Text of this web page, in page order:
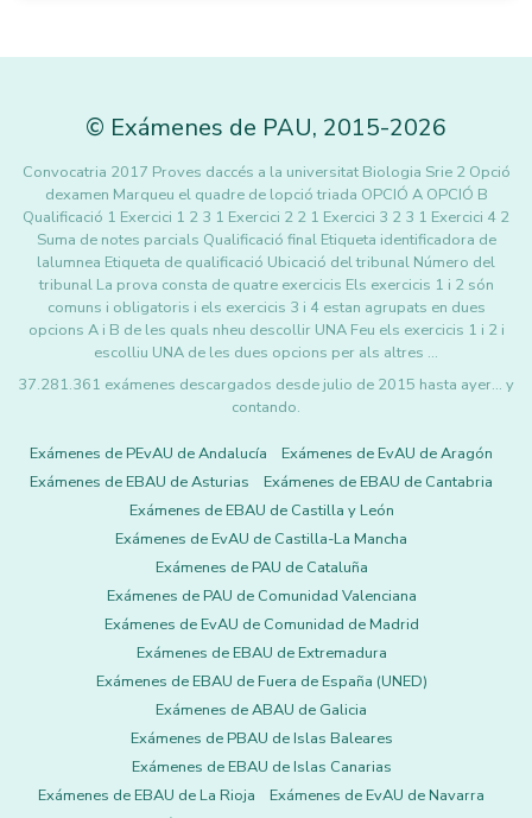
© Exámenes de PAU, 2015-2026
Convocatria 2017 Proves daccés a la universitat Biologia Srie 2 Opció
dexamen Marqueu el quadre de lopció triada OPCIÓ A OPCIÓ B
Qualificació 1 Exercici 1 2 3 1 Exercici 2 2 1 Exercici 3 2 3 1 Exercici 4 2
Suma de notes parcials Qualificació final Etiqueta identificadora de
lalumnea Etiqueta de qualificació Ubicació del tribunal Número del
tribunal La prova consta de quatre exercicis Els exercicis 1 i 2 són
comuns i obligatoris i els exercicis 3 i 4 estan agrupats en dues
opcions A i B de les quals nheu descollir UNA Feu els exercicis 1 i 2 i
escolliu UNA de les dues opcions per als altres …
37.281.361 exámenes descargados desde julio de 2015 hasta ayer... y
contando.
Exámenes de PEvAU de Andalucía
Exámenes de EvAU de Aragón
Exámenes de EBAU de Asturias
Exámenes de EBAU de Cantabria
Exámenes de EBAU de Castilla y León
Exámenes de EvAU de Castilla-La Mancha
Exámenes de PAU de Cataluña
Exámenes de PAU de Comunidad Valenciana
Exámenes de EvAU de Comunidad de Madrid
Exámenes de EBAU de Extremadura
Exámenes de EBAU de Fuera de España (UNED)
Exámenes de ABAU de Galicia
Exámenes de PBAU de Islas Baleares
Exámenes de EBAU de Islas Canarias
Exámenes de EBAU de La Rioja
Exámenes de EvAU de Navarra